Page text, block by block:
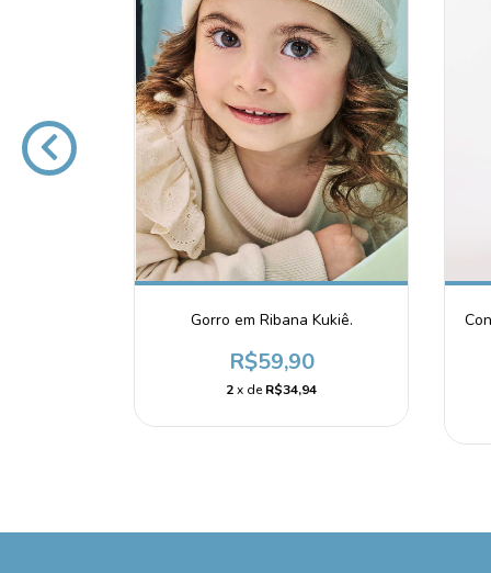
Gorro em Ribana Kukiê.
R$59,90
2x deR$34,94